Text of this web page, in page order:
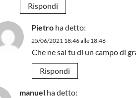
Rispondi
Pietro ha detto:
25/06/2021 18:46 alle 18:46
Che ne sai tu di un campo di
Rispondi
manuel ha detto: